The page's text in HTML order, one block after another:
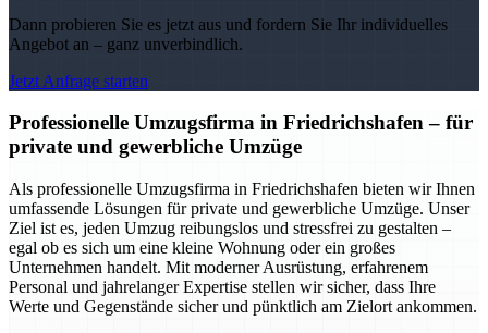
Dann probieren Sie es jetzt aus und fordern Sie Ihr individuelles
Angebot an – ganz unverbindlich.
Jetzt Anfrage starten
Professionelle Umzugsfirma in Friedrichshafen – für
private und gewerbliche Umzüge
Als professionelle Umzugsfirma in Friedrichshafen bieten wir Ihnen
umfassende Lösungen für private und gewerbliche Umzüge. Unser
Ziel ist es, jeden Umzug reibungslos und stressfrei zu gestalten –
egal ob es sich um eine kleine Wohnung oder ein großes
Unternehmen handelt. Mit moderner Ausrüstung, erfahrenem
Personal und jahrelanger Expertise stellen wir sicher, dass Ihre
Werte und Gegenstände sicher und pünktlich am Zielort ankommen.